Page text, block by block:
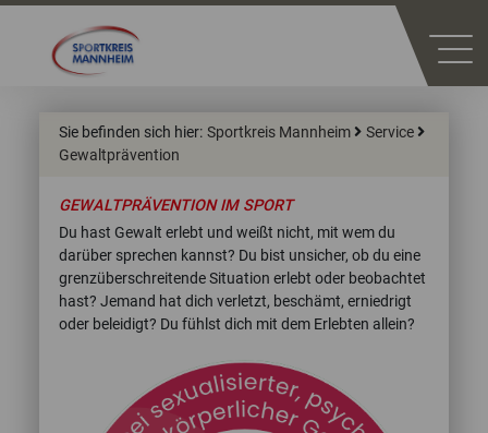
Sie befinden sich hier: Sportkreis Mannheim
Service
Gewaltprävention
GEWALTPRÄVENTION IM SPORT
Du hast Gewalt erlebt und weißt nicht, mit wem du
darüber sprechen kannst? Du bist unsicher, ob du eine
grenzüberschreitende Situation erlebt oder beobachtet
hast? Jemand hat dich verletzt, beschämt, erniedrigt
oder beleidigt? Du fühlst dich mit dem Erlebten allein?